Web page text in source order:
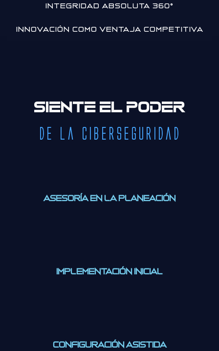
INTEGRIDAD ABSOLUTA 360º
INNOVACIÓN COMO VENTAJA COMPETITIVA
Siente el poder
de la Ciberseguridad
Asesoría en la Planeación
Implementación Inicial
Configuración Asistida